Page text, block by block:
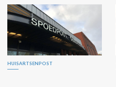
HUISARTSENPOST